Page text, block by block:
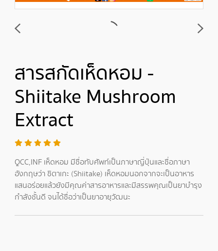
สารสกัดเห็ดหอม -
Shiitake Mushroom
Extract
QCC,INF เห็ดหอม มีชื่อทับศัพท์เป็นภาษาญี่ปุ่นและชื่อภาษา
อังกฤษว่า ชิตาเกะ (Shiitake) เห็ดหอมนอกจากจะเป็นอาหาร
แสนอร่อยแล้วยังมีคุณค่าสารอาหารและมีสรรพคุณเป็นยาบำรุง
กำลังชั้นดี จนได้ชื่อว่าเป็นยาอายุวัฒนะ